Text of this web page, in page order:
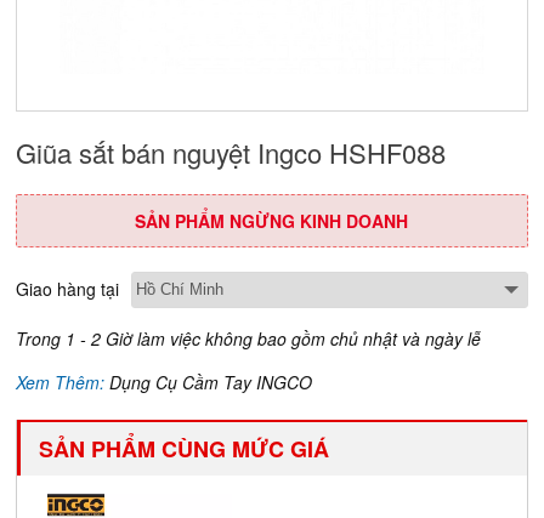
Giũa sắt bán nguyệt Ingco HSHF088
SẢN PHẨM NGỪNG KINH DOANH
Giao hàng tại
Trong 1 - 2 Giờ làm việc không bao gồm chủ nhật và ngày lễ
Xem Thêm:Dụng Cụ Cầm Tay INGCO
SẢN PHẨM CÙNG MỨC GIÁ